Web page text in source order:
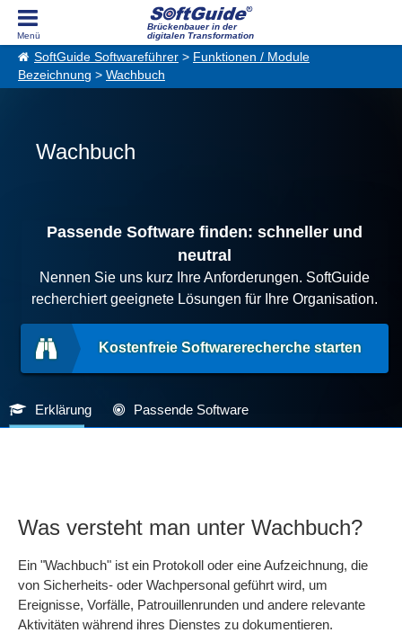
Brückenbauer in der
digitalen Transformation
SoftGuide Softwareführer > Funktionen / Module
Bezeichnung > Wachbuch
Wachbuch
Passende Software finden: schneller und
neutral
Nennen Sie uns kurz Ihre Anforderungen. SoftGuide
recherchiert geeignete Lösungen für Ihre Organisation.
Kostenfreie Softwarerecherche starten
Erklärung Passende Software
Was versteht man unter Wachbuch?
Ein "Wachbuch" ist ein Protokoll oder eine Aufzeichnung, die
von Sicherheits- oder Wachpersonal geführt wird, um
Ereignisse, Vorfälle, Patrouillenrunden und andere relevante
Aktivitäten während ihres Dienstes zu dokumentieren.